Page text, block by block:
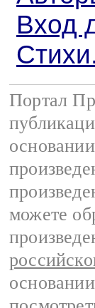
Вход
Портал
основании
можете
основании